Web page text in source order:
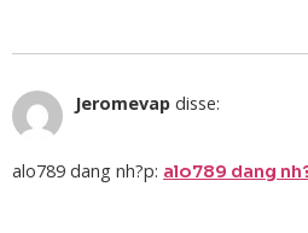
Jeromevap disse:
alo789 dang nh?p: alo789 dang